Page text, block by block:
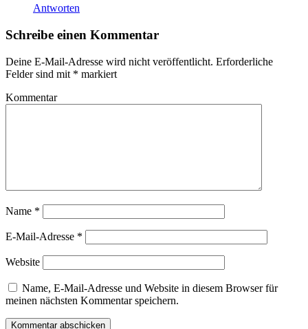
Antworten
Schreibe einen Kommentar
Deine E-Mail-Adresse wird nicht veröffentlicht. Erforderliche
Felder sind mit * markiert
Kommentar
Name *
E-Mail-Adresse *
Website
Name, E-Mail-Adresse und Website in diesem Browser für
meinen nächsten Kommentar speichern.